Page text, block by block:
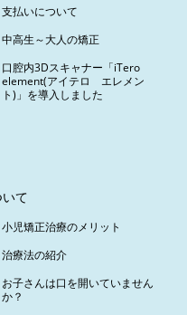
支払いについて
中高生～大人の矯正
口腔内3Dスキャナー「iTero
element(アイテロ エレメン
ト)」を導入しました
て
小児矯正治療のメリット
治療法の紹介
お子さんは口を開いていません
か？